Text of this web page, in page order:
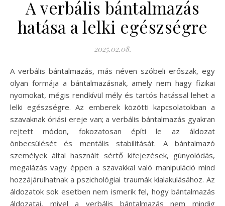
A verbális bántalmazás
hatása a lelki egészségre
2025.02.08.
A verbális bántalmazás, más néven szóbeli erőszak, egy
olyan formája a bántalmazásnak, amely nem hagy fizikai
nyomokat, mégis rendkívül mély és tartós hatással lehet a
lelki egészségre. Az emberek közötti kapcsolatokban a
szavaknak óriási ereje van; a verbális bántalmazás gyakran
rejtett módon, fokozatosan építi le az áldozat
önbecsülését és mentális stabilitását. A bántalmazó
személyek által használt sértő kifejezések, gúnyolódás,
megalázás vagy éppen a szavakkal való manipuláció mind
hozzájárulhatnak a pszichológiai traumák kialakulásához. Az
áldozatok sok esetben nem ismerik fel, hogy bántalmazás
áldozatai, mivel a verbális bántalmazás nem mindig